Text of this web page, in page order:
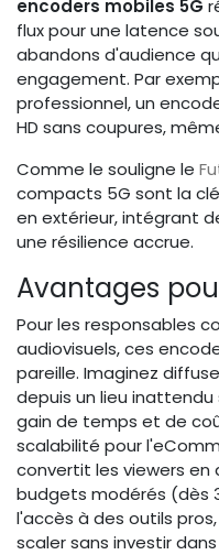
encoders mobiles 5G
flux pour une latence
abandons d'audience
engagement. Par
professionnel, un
HD sans coupures,
Comme le souligne le
compacts 5G sont la
en extérieur, intégrant
une résilience accrue.
Avantages
Pour les responsables
audiovisuels, ces
pareille. Imaginez
depuis un lieu inattendu
gain de temps et de
scalabilité pour
convertit les viewers en
budgets modérés (dès
l'accès à des outils
scaler sans investir